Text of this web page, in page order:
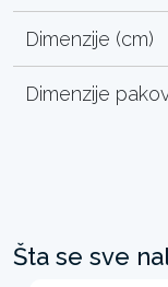
Dimenzije (cm)
Dimenzije
Šta se sve